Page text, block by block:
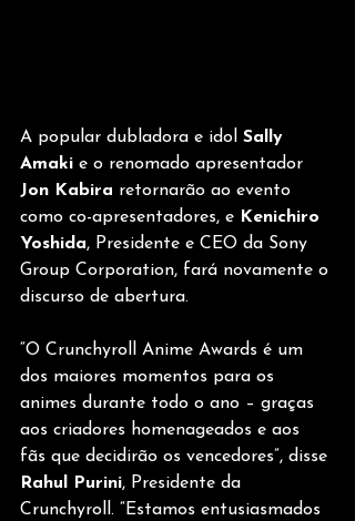
A popular dubladora e idol Sally
Amaki e o renomado apresentador
Jon Kabira retornarão ao evento
como co-apresentadores, e Kenichiro
Yoshida, Presidente e CEO da Sony
Group Corporation, fará novamente o
discurso de abertura.
“O Crunchyroll Anime Awards é um
dos maiores momentos para os
animes durante todo o ano – graças
aos criadores homenageados e aos
fãs que decidirão os vencedores”, disse
Rahul Purini, Presidente da
Crunchyroll. “Estamos entusiasmados